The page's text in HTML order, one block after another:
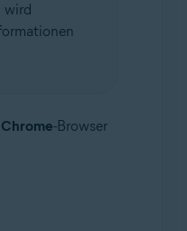
wird
-Browser